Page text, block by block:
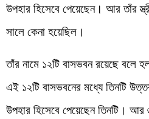
উপহার হিসেবে পেয়েছেন। আর তাঁর
সালে কেনা হয়েছিল।
তাঁর নামে ১২টি বাসভবন রয়েছে বলে
এই ১২টি বাসভবনের মধ্যে তিনটি
উপহার হিসেবে পেয়েছেন তিনটি। আর